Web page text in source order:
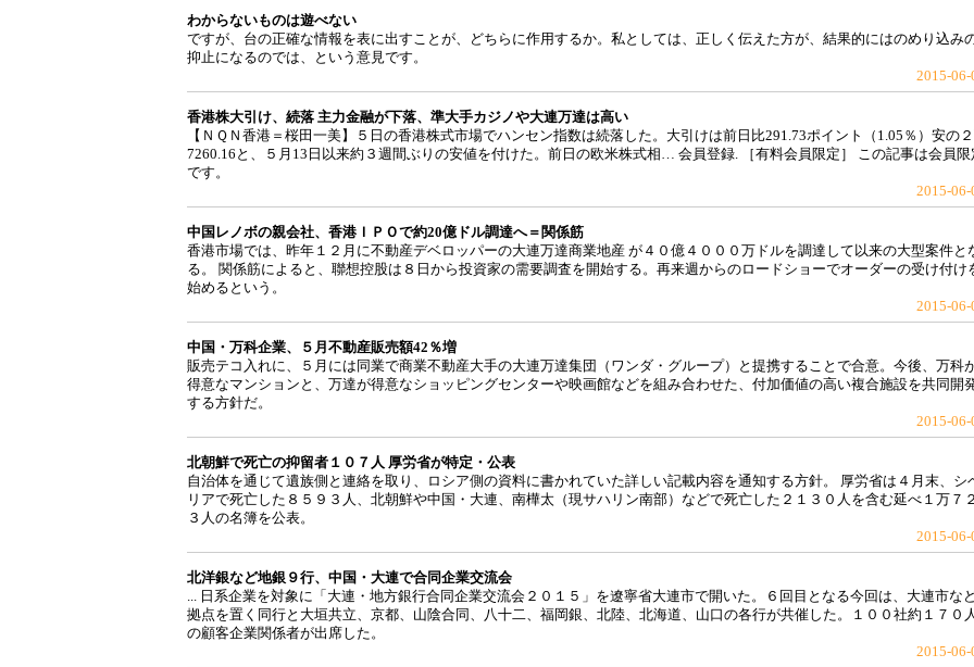
わからないものは遊べない
ですが、台の正確な情報を表に出すことが、どちらに作用するか。私としては、正しく伝えた方が、結果的にはのめり込み
抑止になるのでは、という意見です。
2015-06-
香港株大引け、続落 主力金融が下落、準大手カジノや大連万達は高い
【ＮＱＮ香港＝桜田一美】５日の香港株式市場でハンセン指数は続落した。大引けは前日比291.73ポイント（1.05％）安の
7260.16と、５月13日以来約３週間ぶりの安値を付けた。前日の欧米株式相… 会員登録. ［有料会員限定］ この記事は会員限
です。
2015-06-
中国レノボの親会社、香港ＩＰＯで約20億ドル調達へ＝関係筋
香港市場では、昨年１２月に不動産デベロッパーの大連万達商業地産 が４０億４０００万ドルを調達して以来の大型案件と
る。 関係筋によると、聯想控股は８日から投資家の需要調査を開始する。再来週からのロードショーでオーダーの受け付け
始めるという。
2015-06-
中国・万科企業、５月不動産販売額42％増
販売テコ入れに、５月には同業で商業不動産大手の大連万達集団（ワンダ・グループ）と提携することで合意。今後、万科
得意なマンションと、万達が得意なショッピングセンターや映画館などを組み合わせた、付加価値の高い複合施設を共同開
する方針だ。
2015-06-
北朝鮮で死亡の抑留者１０７人 厚労省が特定・公表
自治体を通じて遺族側と連絡を取り、ロシア側の資料に書かれていた詳しい記載内容を通知する方針。 厚労省は４月末、シ
リアで死亡した８５９３人、北朝鮮や中国・大連、南樺太（現サハリン南部）などで死亡した２１３０人を含む延べ１万７２
３人の名簿を公表。
2015-06-
北洋銀など地銀９行、中国・大連で合同企業交流会
... 日系企業を対象に「大連・地方銀行合同企業交流会２０１５」を遼寧省大連市で開いた。６回目となる今回は、大連市な
拠点を置く同行と大垣共立、京都、山陰合同、八十二、福岡銀、北陸、北海道、山口の各行が共催した。１００社約１７０
の顧客企業関係者が出席した。
2015-06-